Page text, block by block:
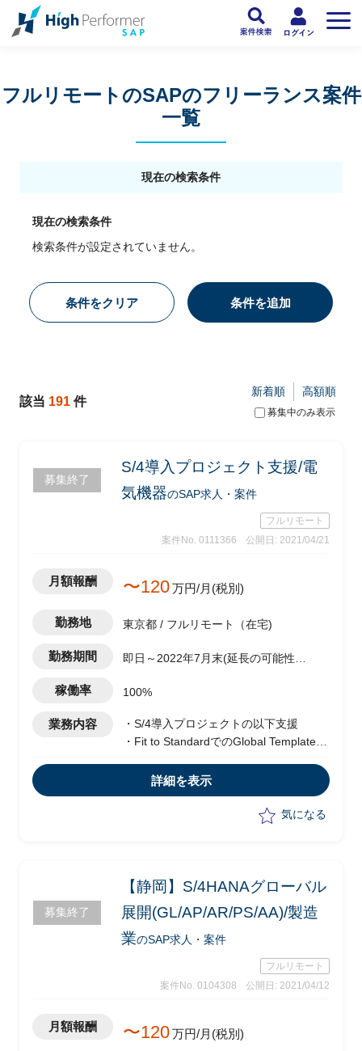
フルリモートのSAPのフリーランス案件
一覧
現在の検索条件
現在の検索条件
検索条件が設定されていません。
条件をクリア 条件を追加
該当 191 件
募集中のみ表示
新着順 高額順
募集終了
S/4導入プロジェクト支援/電
気機器のSAP求人・案件
フルリモート
案件No. 0111366
公開日: 2021/04/21
月額報酬 〜120万円/月(税別)
勤務地 東京都 / フルリモート（在宅)
勤務期間
即日～2022年7月末(延長の可能性あ
稼働率 100%
業務内容
・S/4導入プロジェクトの以下支援
・Fit to StandardでのGlobal Template構
・海外拠点へのGlobal Templateの導入
詳細を表示
気になる
募集終了
【静岡】S/4HANAグローバル
展開(GL/AP/AR/PS/AA)/製造
業のSAP求人・案件
フルリモート
案件No. 0104308
公開日: 2021/04/12
月額報酬 〜120万円/月(税別)